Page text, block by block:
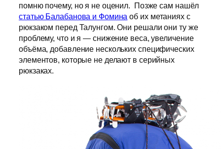
помню почему, но я не оценил. Позже сам нашёл
статью Балабанова и Фомина об их метаниях с
рюкзаком перед Талунгом. Они решали они ту же
проблему, что и я — снижение веса, увеличение
объёма, добавление нескольких специфических
элементов, которые не делают в серийных
рюкзаках.